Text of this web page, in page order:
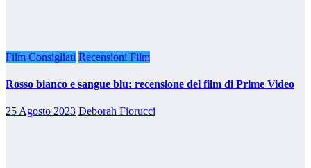
Film Consigliati Recensioni Film
Rosso bianco e sangue blu: recensione del film di Prime Video
25 Agosto 2023 Deborah Fiorucci